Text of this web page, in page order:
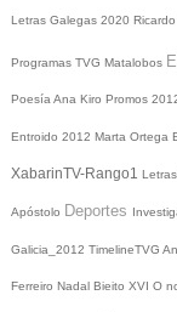
Letras Galegas 2020
Programas TVG Matalobos
Poesía Ana Kiro Promos
Entroido 2012 Marta Ortega
XabarinTV-Rango1
Apóstolo Deportes
Galicia_2012 TimelineTVG
Ferreiro Nadal Bieito XVI O